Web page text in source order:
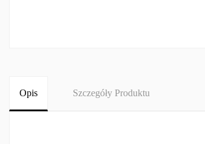
Opis Szczegóły Produktu